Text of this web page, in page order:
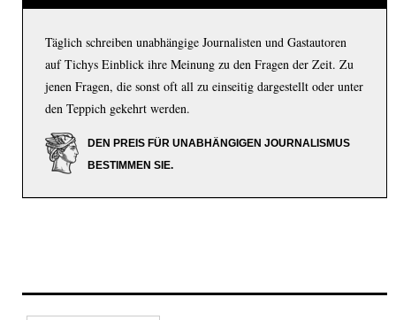
Täglich schreiben unabhängige Journalisten und Gastautoren
auf Tichys Einblick ihre Meinung zu den Fragen der Zeit. Zu
jenen Fragen, die sonst oft all zu einseitig dargestellt oder unter
den Teppich gekehrt werden.
DEN PREIS FÜR UNABHÄNGIGEN JOURNALISMUS
BESTIMMEN SIE.